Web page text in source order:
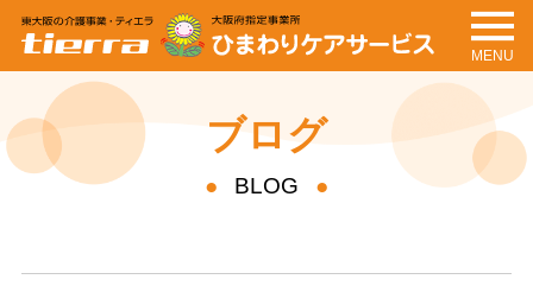
tierra
ひまわりケアサービ
MENU
ブログ
BLOG